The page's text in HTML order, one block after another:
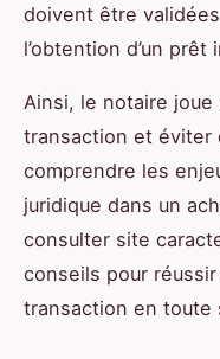
doivent être
l’obtention d’un prêt
Ainsi, le notaire
transaction et éviter
comprendre les
juridique dans un
consulter site
conseils pour
transaction en toute